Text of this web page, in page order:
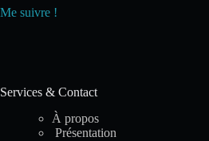
Me suivre !
Services & Contact
À propos
Présentation